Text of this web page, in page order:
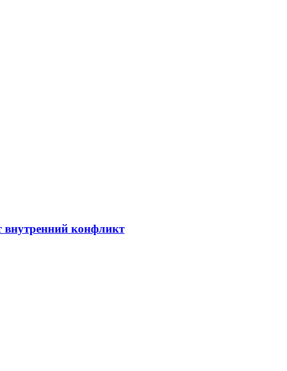
внутренний конфликт